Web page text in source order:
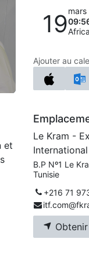
et
19mars
Ajouter au
Le Kram -
B.P Nº1 Le
Tunisie
+216 71